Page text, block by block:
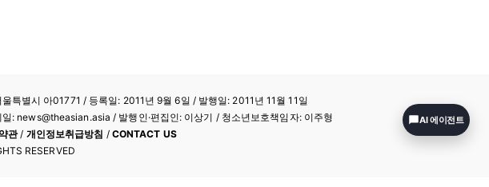
특별시 아01771 / 등록일: 2011년 9월 6일 / 발행일: 2011년 11월 11일
일: news@theasian.asia / 발행인·편집인: 이상기 / 청소년보호책임자: 이주형
관/ 개인정보취급방침 / CONTACT US
RESERVED
AI 에이전트